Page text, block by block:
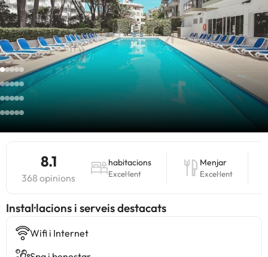
8.1
368 opinions
habitacions
Excel·lent
Menjar
Excel·lent
Instal·lacions i serveis destacats
Wifi i Internet